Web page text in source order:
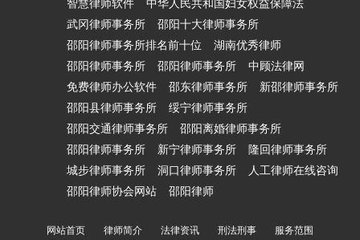
智慧律师软件
中华人民共和国妇女权益保障法
武冈律师事务所
邵阳十大律师事务所
邵阳律师事务所排名前十位
湖南优秀律师
邵阳律师事务所
邵阳律师事务所
中顾法律网
免费律师办公软件
邵东律师事务所
新邵律师事务所
邵阳县律师事务所
绥宁律师事务所
邵阳交通律师事务所
邵阳离婚律师事务所
邵阳律师事务所
新宁律师事务所
隆回律师事务所
城步律师事务所
洞口律师事务所
人工律师在线咨询
邵阳律师协会网站
邵阳律师
网站首页 律师简介 法律资讯 刑法刑事 服务范围